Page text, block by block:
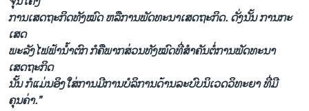
ການ​ເສດຖະກິດທັງໝົດ ຫລືການພັດທະນາ​ເສດຖະກິດ. ດັ່ງ​ນັ້ນ ການ​ກະ​
ເສດ ​
ພະລັງໄຟຟ້ານໍ້າຕົກ ​ກໍ​ຄືພາກສ່ວນ​ທັງ​ໝົດ​ທີ່​ສໍາ​ຄັນ​ຕໍ່​ການພັດທະນາ​
ເສດຖະກິດ​
ນັ້ນ ກໍແມ່ນ​ອິງ​ໃສ່ການມີການບໍລິການ​ດ້ານລະບົບ​ນິ​ເວດ​ວິ​ທະຍາ​ ທີ່​ມີ
ຄຸນຄ່າ.”